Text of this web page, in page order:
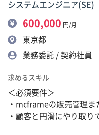
システムエンジニア(SE)
600,000 円/月
東京都
業務委託 / 契約社員
求めるスキル
＜必須要件＞
・mcframeの販売管理
・顧客と円滑にやり取り